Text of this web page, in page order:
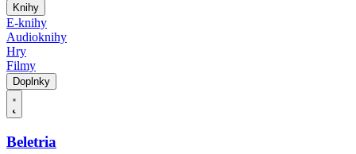
Knihy
E-knihy
Audioknihy
Hry
Filmy
Doplnky
Beletria